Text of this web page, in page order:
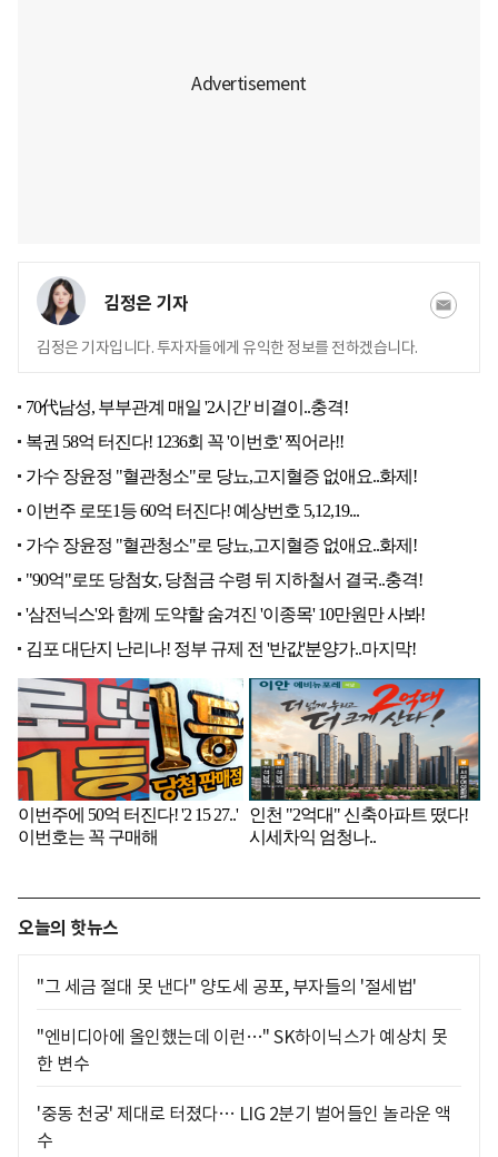
김정은 기자
김정은 기자입니다. 투자자들에게 유익한 정보를 전하겠습니다.
오늘의 핫뉴스
"그 세금 절대 못 낸다" 양도세 공포, 부자들의 '절세법'
"엔비디아에 올인했는데 이런…" SK하이닉스가 예상치 못
한 변수
'중동 천궁' 제대로 터졌다… LIG 2분기 벌어들인 놀라운 액
수